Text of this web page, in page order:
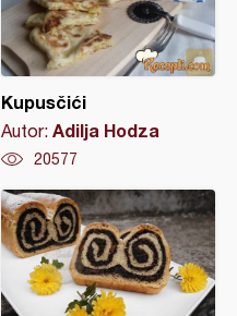
Kupusčići
Autor: Adilja Hodza
20577